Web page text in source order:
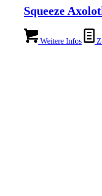
Squeeze
Weitere Infos